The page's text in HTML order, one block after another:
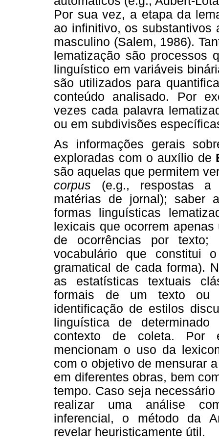
Por sua vez, a etapa da
ao infinitivo, os substantivos
masculino (Salem, 1986).
lematização são processos
linguístico em variáveis
são utilizados para
conteúdo analisado. Por
vezes cada palavra
ou em subdivisões
As informações gerais
exploradas com o auxílio de
são aquelas que permitem
corpus (e.g., respostas a
matérias de jornal); saber
formas linguísticas
lexicais que ocorrem
de ocorrências por texto;
vocabulário que constitui
gramatical de cada forma).
as estatísticas textuais
formais de um texto ou
identificação de estilos
linguística de
contexto de coleta. Por
mencionam o uso da
com o objetivo de mensurar
em diferentes obras, bem
tempo. Caso seja
realizar uma análise
inferencial, o método da
revelar heuristicamente útil.